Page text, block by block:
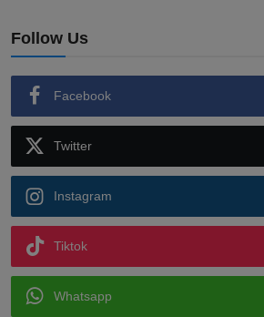
Follow Us
Facebook
Twitter
Instagram
Tiktok
Whatsapp